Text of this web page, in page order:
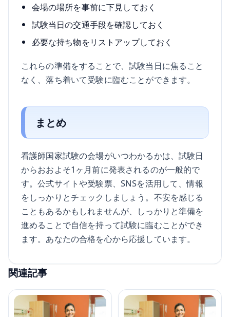
会場の場所を事前に下見しておく
試験当日の交通手段を確認しておく
必要な持ち物をリストアップしておく
これらの準備をすることで、試験当日に焦ること
なく、落ち着いて受験に臨むことができます。
まとめ
看護師国家試験の会場がいつわかるかは、試験日
からおおよそ1ヶ月前に発表されるのが一般的で
す。公式サイトや受験票、SNSを活用して、情報
をしっかりとチェックしましょう。不安を感じる
こともあるかもしれませんが、しっかりと準備を
進めることで自信を持って試験に臨むことができ
ます。あなたの合格を心から応援しています。
関連記事